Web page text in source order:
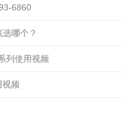
6860
哪个？
列使用视频
视频